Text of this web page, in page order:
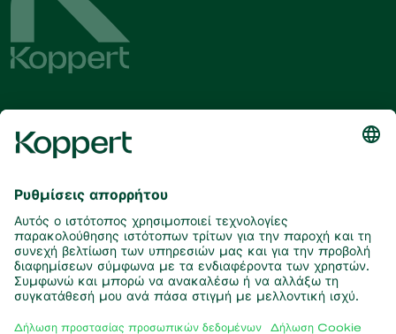
Λάβετε τα τελευταία νέα και
Εγγραφή εδώ
Συνεργάτες με τη φύση
Αρπακτικά ακάρεα
Αρπακτικά έντομα